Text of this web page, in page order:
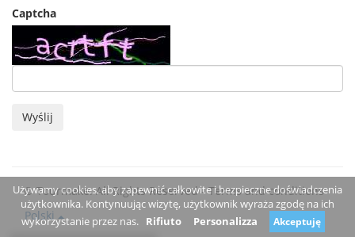
Captcha
Wyślij
© Tourmake. All Rights Reserved -Terms and conditions
Polski
Używamy cookies, aby zapewnić całkowite i bezpieczne doświadczenia
użytkownika. Kontynuując wizytę, użytkownik wyraża zgodę na ich
wykorzystanie przez nas. Rifiuto Personalizza Akceptuję